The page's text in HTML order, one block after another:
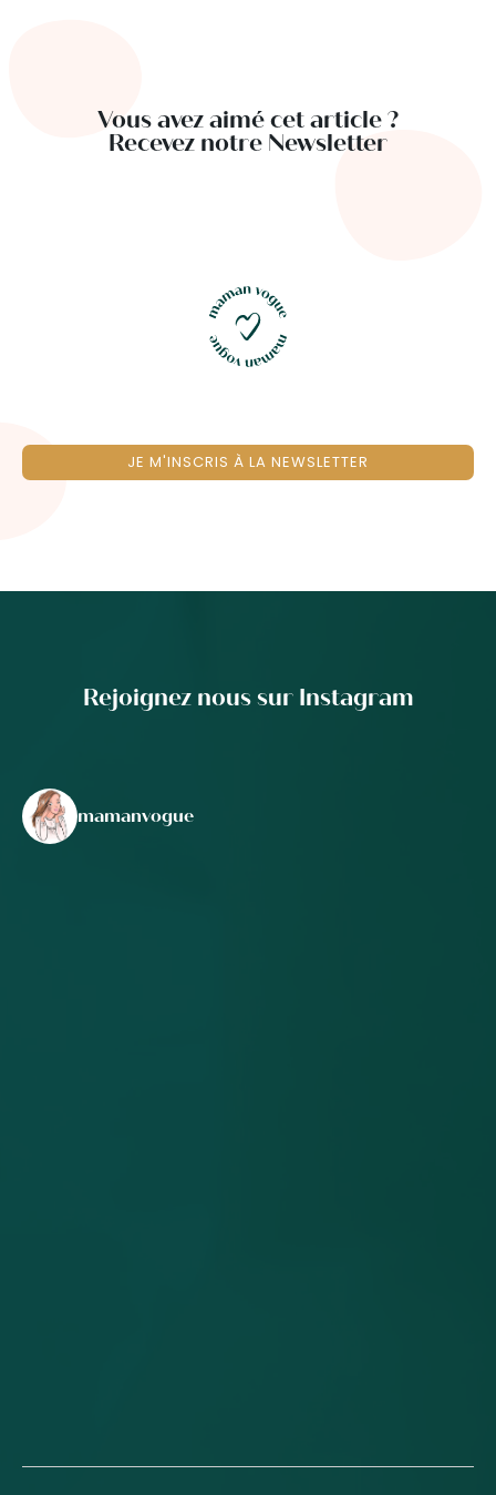
Vous avez aimé cet article ?
Recevez notre Newsletter
JE M'INSCRIS À LA NEWSLETTER
Rejoignez nous sur Instagram
mamanvogue